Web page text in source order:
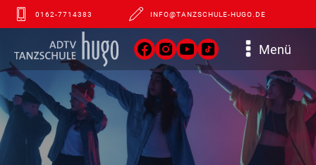
0162-7714383 INFO@TANZSCHULE-HUGO.DE
Menü